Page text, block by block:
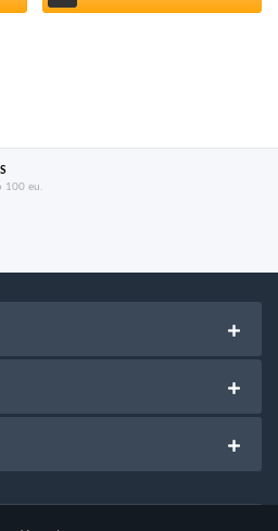
100 eu.